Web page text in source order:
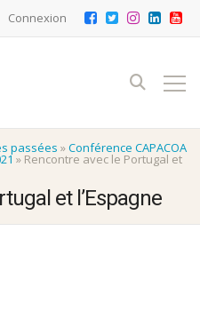
Connexion
passées »Conférence CAPACOA
» Rencontre avec le Portugal et
et l’Espagne